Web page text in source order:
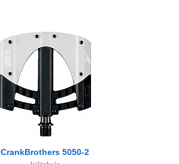
CrankBrothers 5050-2